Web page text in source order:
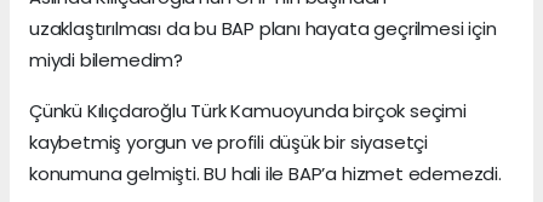
uzaklaştırılması da bu BAP planı hayata geçrilmesi için
miydi bilemedim?
Çünkü Kılıçdaroğlu Türk Kamuoyunda birçok seçimi
kaybetmiş yorgun ve profili düşük bir siyasetçi
konumuna gelmişti. BU hali ile BAP’a hizmet edemezdi.